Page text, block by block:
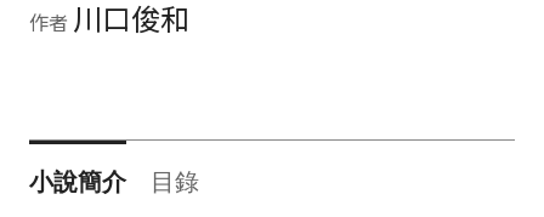
作者 川口俊和
小說簡介 目錄